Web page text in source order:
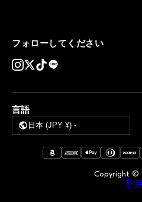
フォローしてください
言語
日本 (JPY ¥)
Copyright ©
利